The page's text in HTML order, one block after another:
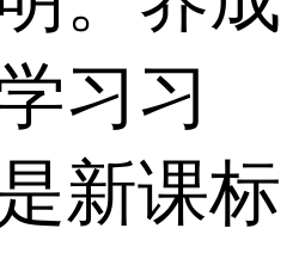
习习
新课标